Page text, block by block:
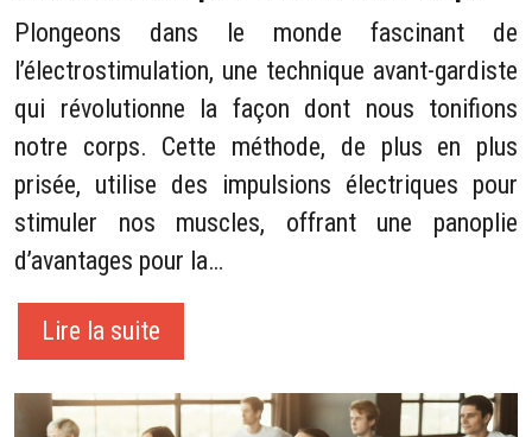
Plongeons dans le monde fascinant de
l’électrostimulation, une technique avant-gardiste
qui révolutionne la façon dont nous tonifions
notre corps. Cette méthode, de plus en plus
prisée, utilise des impulsions électriques pour
stimuler nos muscles, offrant une panoplie
d’avantages pour la…
Lire la suite